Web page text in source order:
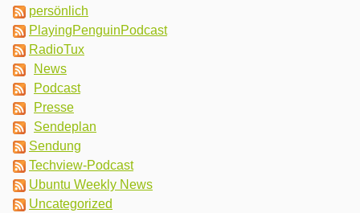
persönlich
PlayingPenguinPodcast
RadioTux
News
Podcast
Presse
Sendeplan
Sendung
Techview-Podcast
Ubuntu Weekly News
Uncategorized